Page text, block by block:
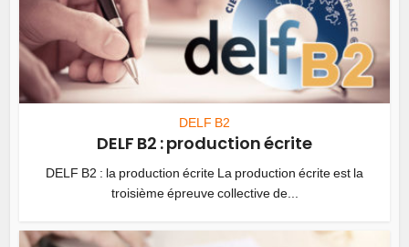
DELF B2
DELF B2 : production écrite
DELF B2 : la production écrite La production écrite est la
troisième épreuve collective de...